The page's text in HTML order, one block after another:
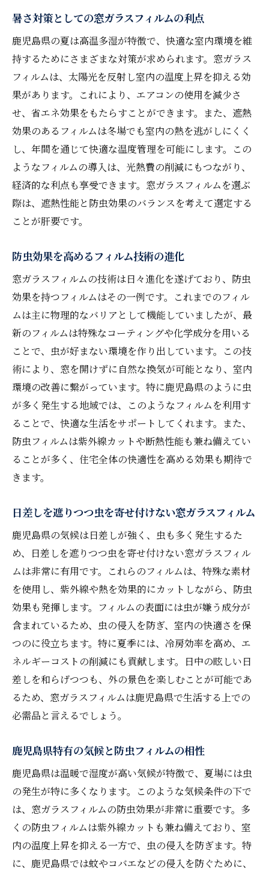
高温多湿に強いフィルムの特徴
窓ガラスフィルムでカビを防ぐ方法
鹿児島の気候に最適なフィルムの素材選び
夏の暑さを凌ぐ窓ガラスフィルムの選定
防虫効果が長持ちするフィルムの選び方
実際に使ってみたフィルムのレビュー
窓ガラスフィルムで虫を寄せ付けない快適な暮
らし
防虫フィルムがもたらす快適な夜の時間
フィルムを利用した虫除け対策
窓ガラスフィルムで安心のプライベート空
フィルムの取り入れ方で暮らしが変わる
防虫効果と美観を両立する窓ガラスフィル
ム
口コミから見るフィルムの効果
防虫効果を高める窓ガラスフィルムの施工ポイ
ント
施工前に知っておきたいフィルムの基礎知
識
プロによるフィルム施工の重要性
DIYで窓ガラスフィルムを貼る際の注意点
フィルムの貼り方で変わる防虫効果
フィルム施工で失敗しないためのコツ
窓ガラスフィルムで実現する鹿児島県の快適な
生活空間
窓ガラスフィルムで部屋の快適さをアップ
鹿児島県でのフィルム活用事例
フィルムの選び方が暮らしを変える理由
窓ガラスフィルムで健康的な住空間を作る
フィルムの遮熱効果で節約できるエネルギ
ー
窓ガラスフィルム導入後の変化をチェック
防虫フィルムによるエネルギー効率と快適性の
フィルムがもたらすエネルギー効率の向上
窓ガラスフィルムとエコライフの関係
防虫フィルムの断熱効果で省エネ
鹿児島の気候に適応したフィルム選び
長期間の使用でわかるフィルムの経済性
フィルムで実現する持続可能な生活
暑さ対策としての窓ガラスフィルムの利点
鹿児島県の夏は高温多湿が特徴で、快適な室内環境を維
持するためにさまざまな対策が求められます。窓ガラス
フィルムは、太陽光を反射し室内の温度上昇を抑える効
果があります。これにより、エアコンの使用を減少さ
せ、省エネ効果をもたらすことができます。また、遮熱
効果のあるフィルムは冬場でも室内の熱を逃がしにくく
し、年間を通じて快適な温度管理を可能にします。この
ようなフィルムの導入は、光熱費の削減にもつながり、
経済的な利点も享受できます。窓ガラスフィルムを選ぶ
際は、遮熱性能と防虫効果のバランスを考えて選定する
ことが肝要です。
防虫効果を高めるフィルム技術の進化
窓ガラスフィルムの技術は日々進化を遂げており、防虫
効果を持つフィルムはその一例です。これまでのフィル
ムは主に物理的なバリアとして機能していましたが、最
新のフィルムは特殊なコーティングや化学成分を用いる
ことで、虫が好まない環境を作り出しています。この技
術により、窓を開けずに自然な換気が可能となり、室内
環境の改善に繋がっています。特に鹿児島県のように虫
が多く発生する地域では、このようなフィルムを利用す
ることで、快適な生活をサポートしてくれます。また、
防虫フィルムは紫外線カットや断熱性能も兼ね備えてい
ることが多く、住宅全体の快適性を高める効果も期待で
きます。
日差しを遮りつつ虫を寄せ付けない窓ガラスフィルム
鹿児島県の気候は日差しが強く、虫も多く発生するた
め、日差しを遮りつつ虫を寄せ付けない窓ガラスフィル
ムは非常に有用です。これらのフィルムは、特殊な素材
を使用し、紫外線や熱を効果的にカットしながら、防虫
効果も発揮します。フィルムの表面には虫が嫌う成分が
含まれているため、虫の侵入を防ぎ、室内の快適さを保
つのに役立ちます。特に夏季には、冷房効率を高め、エ
ネルギーコストの削減にも貢献します。日中の眩しい日
差しを和らげつつも、外の景色を楽しむことが可能であ
るため、窓ガラスフィルムは鹿児島県で生活する上での
必需品と言えるでしょう。
鹿児島県特有の気候と防虫フィルムの相性
鹿児島県は温暖で湿度が高い気候が特徴で、夏場には虫
の発生が特に多くなります。このような気候条件の下で
は、窓ガラスフィルムの防虫効果が非常に重要です。多
くの防虫フィルムは紫外線カットも兼ね備えており、室
内の温度上昇を抑える一方で、虫の侵入を防ぎます。特
に、鹿児島県では蚊やコバエなどの侵入を防ぐために、